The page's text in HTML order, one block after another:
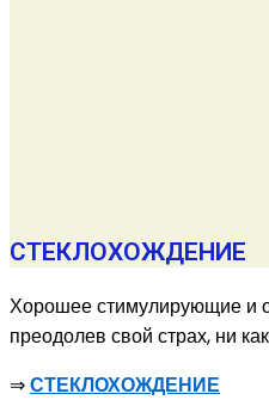
СТЕКЛОХОЖДЕНИЕ
Хорошее стимулирующие и
преодолев свой страх, ни
⇒ СТЕКЛОХОЖДЕНИЕ